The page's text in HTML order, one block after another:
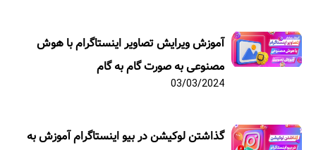
آموزش ویرایش تصاویر اینستاگرام با هوش
مصنوعی به صورت گام به گام
03/03/2024
گذاشتن لوکیشن در بیو اینستاگرام آموزش به